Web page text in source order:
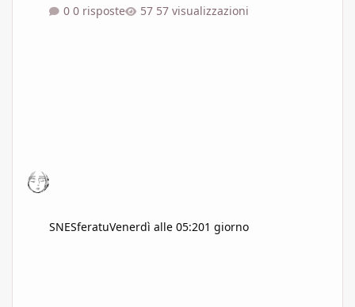
0 risposte
57 visualizzazioni
SNESferatuVenerdì alle 05:201 giorno